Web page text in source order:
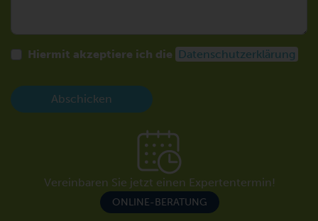
Hiermit akzeptiere ich die Datenschutzerklärung
Abschicken
Vereinbaren Sie jetzt einen Expertentermin!
ONLINE-BERATUNG